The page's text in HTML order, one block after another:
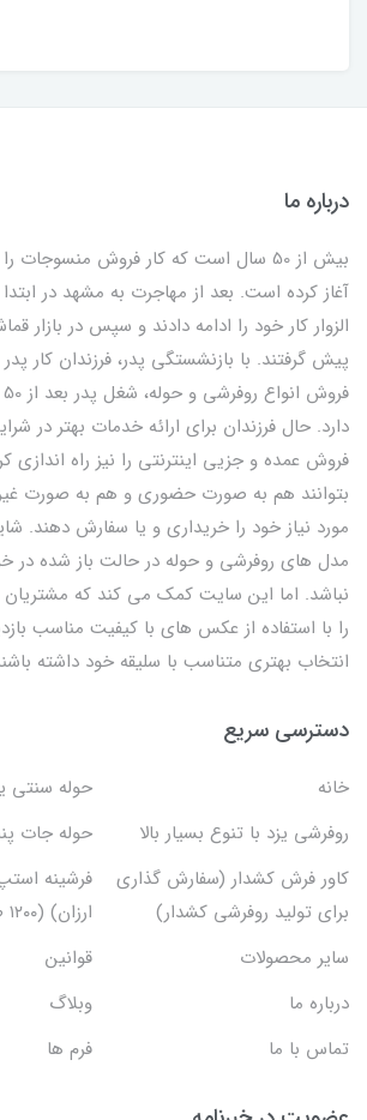
درباره ما
بیش از 50 سال است که کار فروش منسوجات
آغاز کرده است. بعد از مهاجرت به مشهد در ابتدا
الزوار کار خود را ادامه دادند و سپس در بازار
پیش گرفتند. با بازنشستگی پدر، فرزندان کار پدر
فروش عمده و جزیی اینترنتی را نیز راه اندازی
بتوانند هم به صورت حضوری و هم به صورت
مورد نیاز خود را خریداری و یا سفارش دهند.
مدل های روفرشی و حوله در حالت باز شده در
نباشد. اما این سایت کمک می کند که مشتریان
را با استفاده از عکس های با کیفیت مناسب
انتخاب بهتری متناسب با سلیقه خود داشته
دسترسی سریع
خانه
حوله سنتی
روفرشی یزد با تنوع بسیار بالا
حوله جات
کاور فرش کشدار (سفارش گذاری
برای تولید روفرشی کشدار)
فرشینه
ارزان) (۱۲۰۰ طرح قابل سفارش)
سایر محصولات
قوانین
درباره ما
وبلاگ
تماس با ما
فرم ها